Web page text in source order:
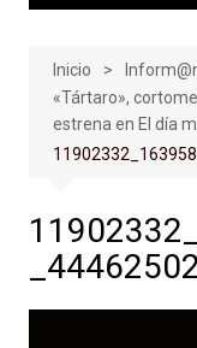
Inicio
«Tártaro»,
estrena en El día